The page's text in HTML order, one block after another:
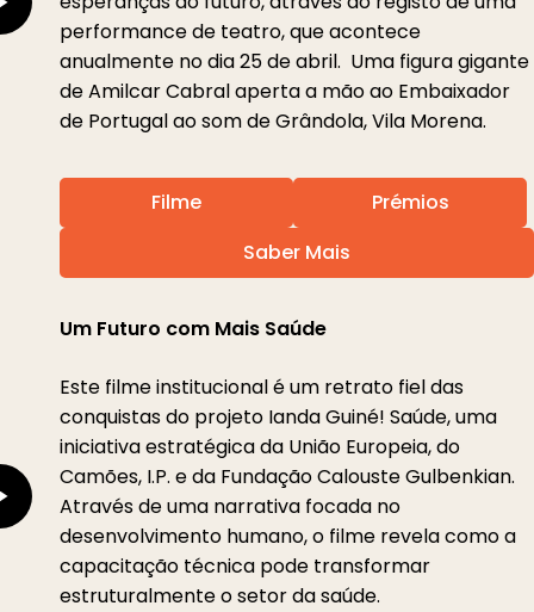
performance de teatro, que acontece
anualmente no dia 25 de abril. Uma figura gigante
de Amilcar Cabral aperta a mão ao Embaixador
de Portugal ao som de Grândola, Vila Morena.
Saber Mais
Filme Prémios
Um Futuro com Mais Saúde
Este filme institucional é um retrato fiel das
conquistas do projeto Ianda Guiné! Saúde, uma
iniciativa estratégica da União Europeia, do
Camões, I.P. e da Fundação Calouste Gulbenkian.
Através de uma narrativa focada no
desenvolvimento humano, o filme revela como a
capacitação técnica pode transformar
estruturalmente o setor da saúde.